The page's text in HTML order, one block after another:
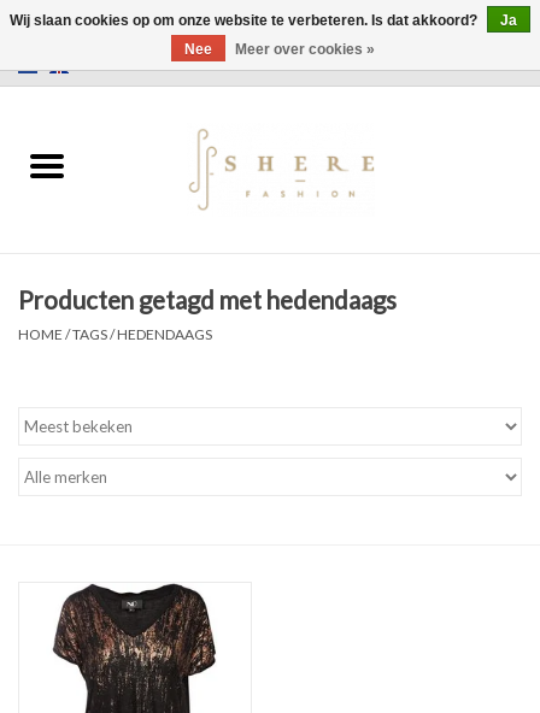
Jurken
Pakken
Producten getagd met hedendaags
HOME /TAGS/HEDENDAAGS
Wij slaan cookies op om onze website te verbeteren. Is dat akkoord?
Ja
Nee
Meer over cookies »